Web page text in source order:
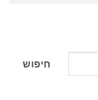
חיפוש